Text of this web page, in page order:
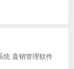
统 直销管理软件